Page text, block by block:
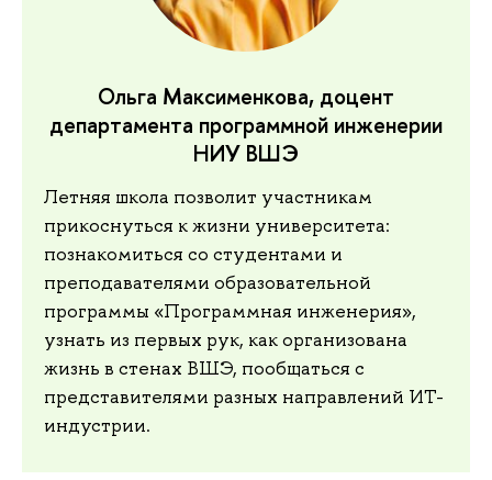
Ольга Максименкова, доцент
департамента программной инженерии
НИУ ВШЭ
Летняя школа позволит участникам
прикоснуться к жизни университета:
познакомиться со студентами и
преподавателями образовательной
программы «Программная инженерия»,
узнать из первых рук, как организована
жизнь в стенах ВШЭ, пообщаться с
представителями разных направлений ИТ-
индустрии.